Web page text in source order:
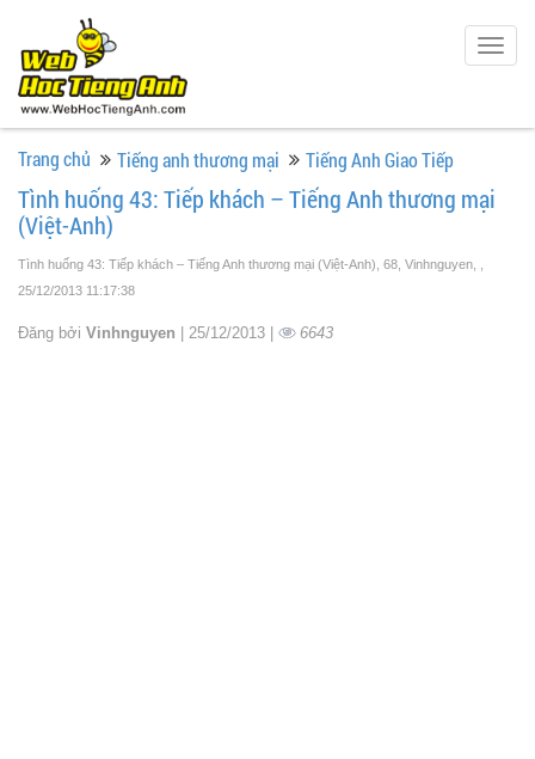
Trang chủ Tiếng anh thương mại Tiếng Anh Giao Tiếp
Tình huống 43: Tiếp khách – Tiếng Anh thương mại
(Việt-Anh)
Tình huống 43: Tiếp khách – Tiếng Anh thương mại (Việt-Anh), 68, Vinhnguyen,
25/12/2013 11:17:38
Đăng bởi Vinhnguyen | 25/12/2013 | 6643